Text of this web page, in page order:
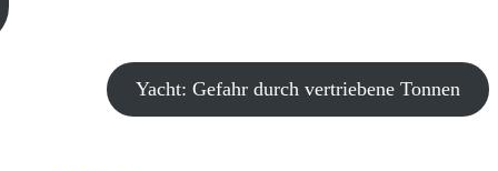
Yacht: Gefahr durch vertriebene Tonnen